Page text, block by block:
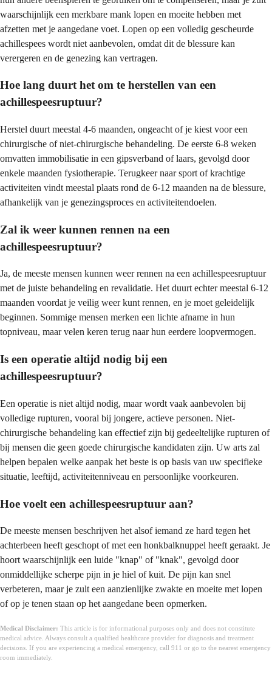
waarschijnlijk een merkbare mank lopen en moeite hebben met
afzetten met je aangedane voet. Lopen op een volledig gescheurde
achillespees wordt niet aanbevolen, omdat dit de blessure kan
verergeren en de genezing kan vertragen.
Hoe lang duurt het om te herstellen van een
achillespeesruptuur?
Herstel duurt meestal 4-6 maanden, ongeacht of je kiest voor een
chirurgische of niet-chirurgische behandeling. De eerste 6-8 weken
omvatten immobilisatie in een gipsverband of laars, gevolgd door
enkele maanden fysiotherapie. Terugkeer naar sport of krachtige
activiteiten vindt meestal plaats rond de 6-12 maanden na de blessure,
afhankelijk van je genezingsproces en activiteitendoelen.
Zal ik weer kunnen rennen na een
achillespeesruptuur?
Ja, de meeste mensen kunnen weer rennen na een achillespeesruptuur
met de juiste behandeling en revalidatie. Het duurt echter meestal 6-12
maanden voordat je veilig weer kunt rennen, en je moet geleidelijk
beginnen. Sommige mensen merken een lichte afname in hun
topniveau, maar velen keren terug naar hun eerdere loopvermogen.
Is een operatie altijd nodig bij een
achillespeesruptuur?
Een operatie is niet altijd nodig, maar wordt vaak aanbevolen bij
volledige rupturen, vooral bij jongere, actieve personen. Niet-
chirurgische behandeling kan effectief zijn bij gedeeltelijke rupturen of
bij mensen die geen goede chirurgische kandidaten zijn. Uw arts zal
helpen bepalen welke aanpak het beste is op basis van uw specifieke
situatie, leeftijd, activiteitenniveau en persoonlijke voorkeuren.
Hoe voelt een achillespeesruptuur aan?
De meeste mensen beschrijven het alsof iemand ze hard tegen het
achterbeen heeft geschopt of met een honkbalknuppel heeft geraakt. Je
hoort waarschijnlijk een luide "knap" of "knak", gevolgd door
onmiddellijke scherpe pijn in je hiel of kuit. De pijn kan snel
verbeteren, maar je zult een aanzienlijke zwakte en moeite met lopen
of op je tenen staan op het aangedane been opmerken.
Medical Disclaimer: This article is for informational purposes only and does not constitute
medical advice. Always consult a qualified healthcare provider for diagnosis and treatment
decisions. If you are experiencing a medical emergency, call 911 or go to the nearest emergency
room immediately.